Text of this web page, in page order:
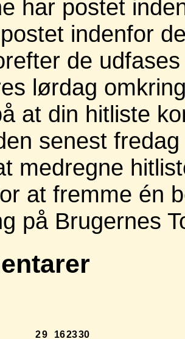
har postet
indenfor
de
lørdag
at din hitliste
senest
medregne
at fremme én
på Brugernes
29 162330